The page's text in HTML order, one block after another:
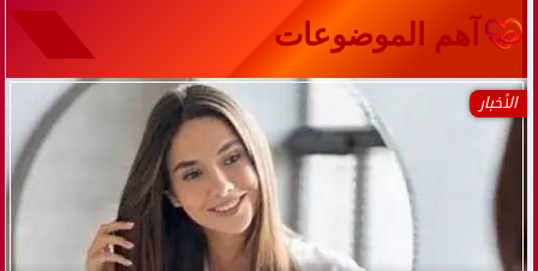
آهم الموضوعات
الأخبار